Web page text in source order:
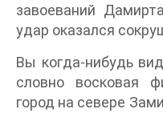
завоеваний
удар оказался
Вы когда-нибудь
словно восковая
город на севере